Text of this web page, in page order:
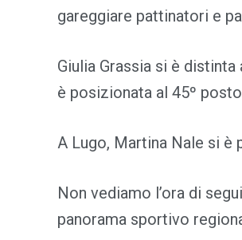
gareggiare pattinatori e
Giulia Grassia si è
è posizionata al 45º
A Lugo, Martina Nale si è
Non vediamo l’ora di
panorama sportivo